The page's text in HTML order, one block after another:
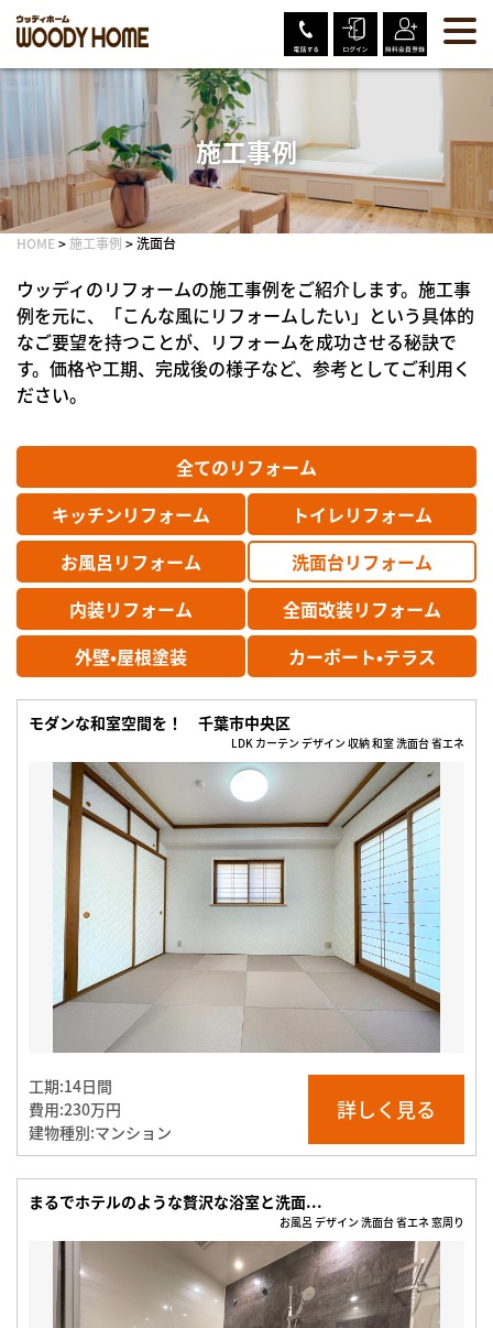
Skip
content
施工事例
HOME>施工事例 >洗面台
ウッディのリフォームの施工事例をご紹介します。施工事
例を元に、「こんな風にリフォームしたい」という具体的
なご要望を持つことが、リフォームを成功させる秘訣で
す。価格や工期、完成後の様子など、参考としてご利用く
ださい。
全てのリフォーム
キッチンリフォーム
トイレリフォーム
お風呂リフォーム
洗面台リフォーム
内装リフォーム
全面改装リフォーム
外壁•屋根塗装
カーポート•テラス
モダンな和室空間を！ 千葉市中央区
LDK カーテン デザイン 収納 和室 洗面台 省エネ
工期:14日間
費用:230万円
建物種別:マンション
詳しく見る
まるでホテルのような贅沢な浴室と洗面...
お風呂 デザイン 洗面台 省エネ 窓周り